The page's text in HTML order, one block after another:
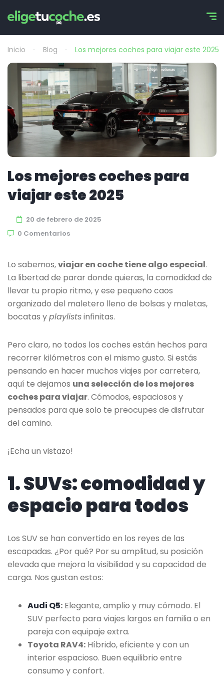
Inicio Blog Los mejores coches para viajar este 2025
Los mejores coches para
viajar este 2025
20 de febrero de 2025
0 Comentarios
Lo sabemos,viajar en coche tiene algo especial.
La libertad de parar donde quieras, la comodidad de
llevar tu propio ritmo, y ese pequeño caos
organizado del maletero lleno de bolsas y maletas,
bocatas yplaylistsinfinitas.
Pero claro, no todos los coches están hechos para
recorrer kilómetros con el mismo gusto. Si estás
pensando en hacer muchos viajes por carretera,
aquí te dejamos una selección de los mejores
coches para viajar. Cómodos, espaciosos y
pensados para que solo te preocupes de disfrutar
del camino.
¡Echa un vistazo!
1. SUVs: comodidad y
espacio para todos
Los SUV se han convertido en los reyes de las
escapadas. ¿Por qué? Por su amplitud, su posición
elevada que mejora la visibilidad y su capacidad de
carga. Nos gustan estos:
Audi Q5: Elegante, amplio y muy cómodo. El
SUV perfecto para viajes largos en familia o en
pareja con equipaje extra.
Toyota RAV4: Híbrido, eficiente y con un
interior espacioso. Buen equilibrio entre
consumo y confort.